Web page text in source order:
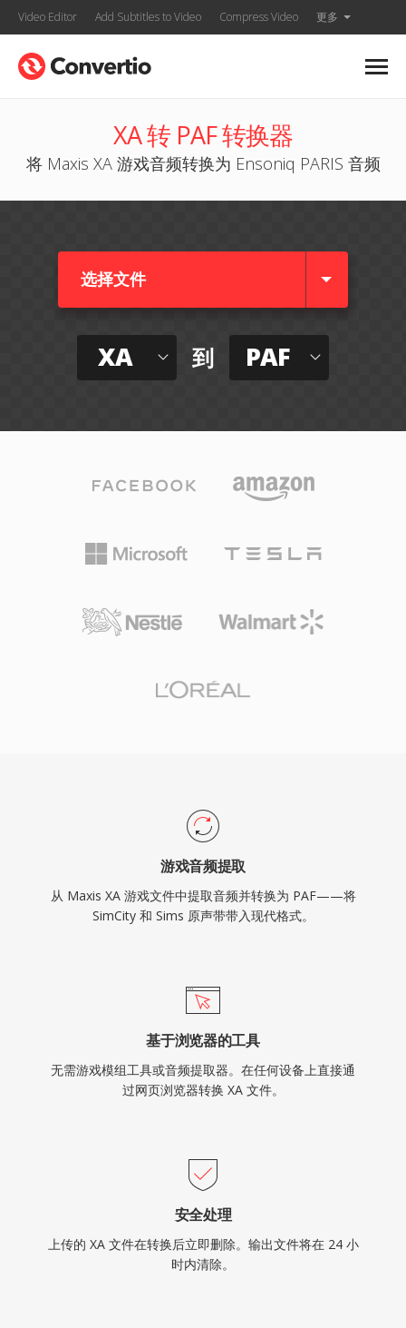
Video Editor Add Subtitles to Video Compress Video 更多
XA 转 PAF 转换器
将 Maxis XA 游戏音频转换为 Ensoniq PARIS 音频
选择文件
XA 到 PAF
游戏音频提取
从 Maxis XA 游戏文件中提取音频并转换为 PAF——将
SimCity 和 Sims 原声带带入现代格式。
基于浏览器的工具
无需游戏模组工具或音频提取器。在任何设备上直接通
过网页浏览器转换 XA 文件。
安全处理
上传的 XA 文件在转换后立即删除。输出文件将在 24 小
时内清除。